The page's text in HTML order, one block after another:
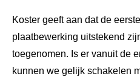
Koster geeft aan dat de
plaatbewerking uitstekend
toegenomen. Is er vanuit de
kunnen we gelijk schakelen